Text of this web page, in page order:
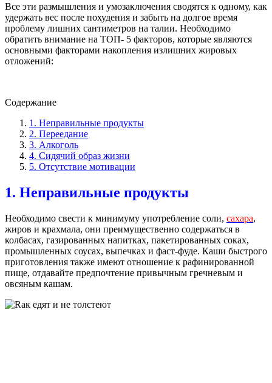
Все эти размышления и умозаключения сводятся к одному, как
удержать вес после похудения и забыть на долгое время
проблему лишних сантиметров на талии. Необходимо
обратить внимание на ТОП- 5 факторов, которые являются
основными факторами накопления излишних жировых
отложений:
Содержание
1. Неправильные продукты
2. Переедание
3. Алкоголь
4. Сидячий образ жизни
5. Отсутствие мотивации
1. Неправильные продукты
Необходимо свести к минимуму употребление соли, сахара,
жиров и крахмала, они преимущественно содержаться в
колбасах, газированных напитках, пакетированных соках,
промышленных соусах, выпечках и фаст-фуде. Каши быстрого
приготовления также имеют отношение к рафинированной
пище, отдавайте предпочтение привычным гречневым и
овсяным кашам.